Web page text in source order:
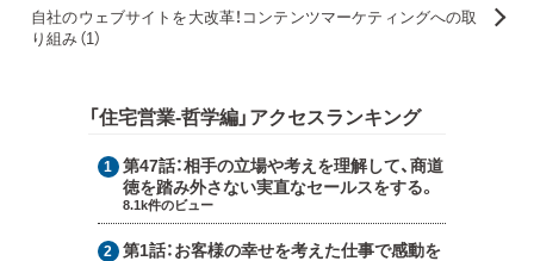
自社のウェブサイトを大改革！コンテンツマーケティングへの取
り組み（1）
「住宅営業-哲学編」アクセスランキング
第47話：相手の立場や考えを理解して、商道
徳を踏み外さない実直なセールスをする。
8.1k件のビュー
第1話：お客様の幸せを考えた仕事で感動を